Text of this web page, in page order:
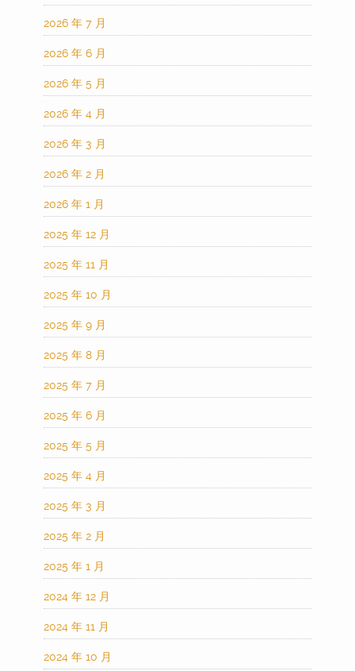
2026 年 7 月
2026 年 6 月
2026 年 5 月
2026 年 4 月
2026 年 3 月
2026 年 2 月
2026 年 1 月
2025 年 12 月
2025 年 11 月
2025 年 10 月
2025 年 9 月
2025 年 8 月
2025 年 7 月
2025 年 6 月
2025 年 5 月
2025 年 4 月
2025 年 3 月
2025 年 2 月
2025 年 1 月
2024 年 12 月
2024 年 11 月
2024 年 10 月